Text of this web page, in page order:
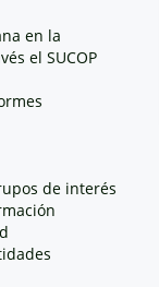
en la
el SUCOP
de interés